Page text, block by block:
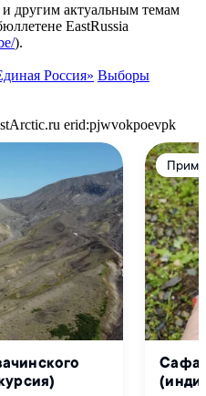
другим актуальным темам
EastRussia
).
Россия» Выборы
erid:pjwvokpoevpk